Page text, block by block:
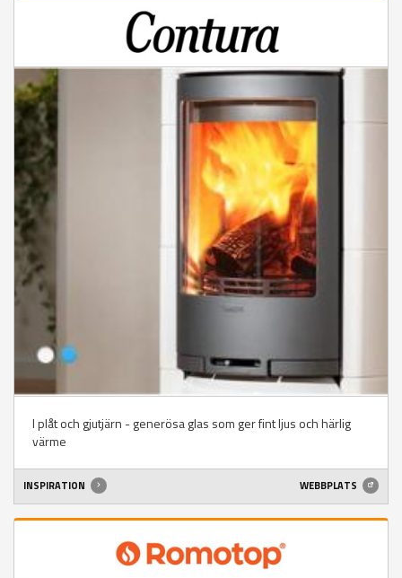
I plåt och gjutjärn - generösa glas som ger fint ljus och härlig
värme
INSPIRATION WEBBPLATS